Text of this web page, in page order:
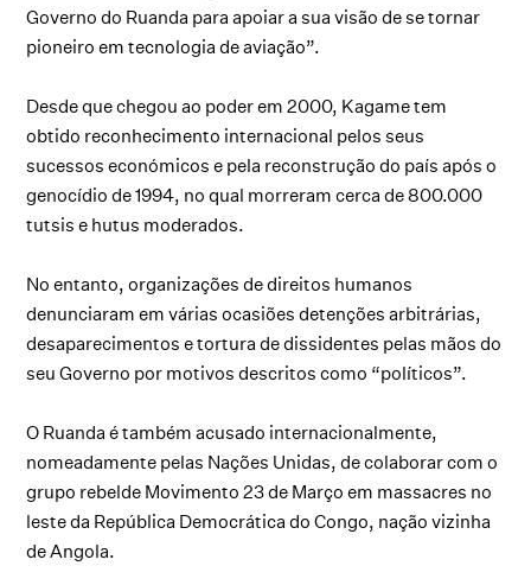
Governo do Ruanda para apoiar a sua visão de se tornar
pioneiro em tecnologia de aviação”.
Desde que chegou ao poder em 2000, Kagame tem
obtido reconhecimento internacional pelos seus
sucessos económicos e pela reconstrução do país após o
genocídio de 1994, no qual morreram cerca de 800.000
tutsis e hutus moderados.
No entanto, organizações de direitos humanos
denunciaram em várias ocasiões detenções arbitrárias,
desaparecimentos e tortura de dissidentes pelas mãos do
seu Governo por motivos descritos como “políticos”.
O Ruanda é também acusado internacionalmente,
nomeadamente pelas Nações Unidas, de colaborar com o
grupo rebelde Movimento 23 de Março em massacres no
leste da República Democrática do Congo, nação vizinha
de Angola.